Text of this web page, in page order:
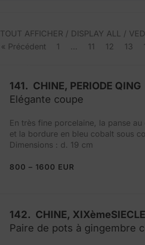
TOUT AFFICHER / DISPLAY ALL /
« Précédent
1 … 11 12 13
141. CHINE, PERIODE QING
Elégante coupe
En très fine porcelaine, la panse
et la bordure en bleu cobalt sous
Dimensions : d. 19 cm
800 – 1600 EUR
142. CHINE, XIXèmeSIECLE
Paire de pots à gingembre